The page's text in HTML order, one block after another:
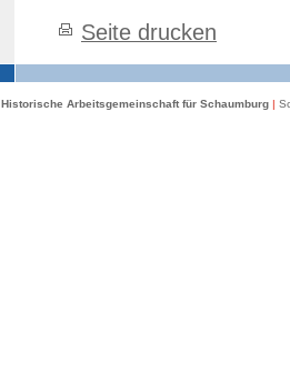
Seite drucken
Historische Arbeitsgemeinschaft für Schaumburg |